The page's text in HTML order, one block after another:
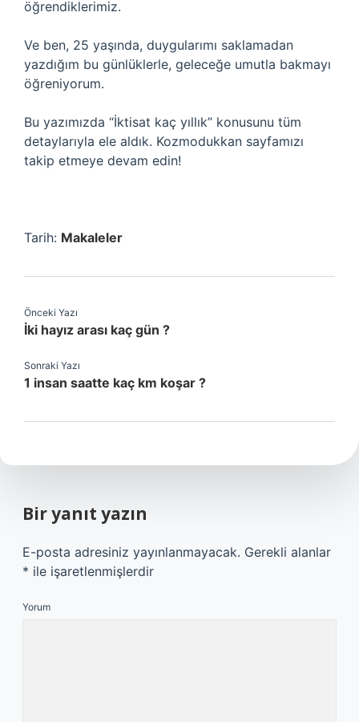
öğrendiklerimiz.
Ve ben, 25 yaşında, duygularımı saklamadan
yazdığım bu günlüklerle, geleceğe umutla bakmayı
öğreniyorum.
Bu yazımızda “İktisat kaç yıllık” konusunu tüm
detaylarıyla ele aldık. Kozmodukkan sayfamızı
takip etmeye devam edin!
Tarih: Makaleler
Önceki Yazı
İki hayız arası kaç gün ?
Sonraki Yazı
1 insan saatte kaç km koşar ?
Bir yanıt yazın
E-posta adresiniz yayınlanmayacak. Gerekli alanlar
* ile işaretlenmişlerdir
Yorum